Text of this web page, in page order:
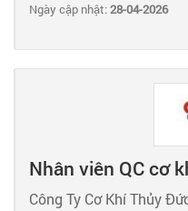
Ngày cập nhật:28-04-2026
Nhân viên QC cơ
Công Ty Cơ Khí Thủy